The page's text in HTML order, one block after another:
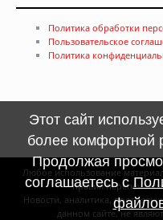
Политика обработки
Пользовательское
Политика
Любое использование
правил
Новости, аналитика, прогнозы
данном сайте, не
Этот сайт
более комфортной
Продолжая
соглашаетесь с